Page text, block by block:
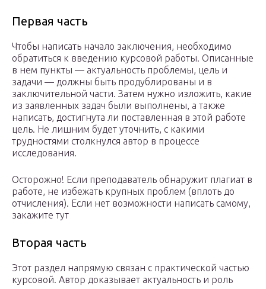
Первая часть
Чтобы написать начало заключения, необходимо
обратиться к введению курсовой работы. Описанные
в нем пункты — актуальность проблемы, цель и
задачи — должны быть продублированы и в
заключительной части. Затем нужно изложить, какие
из заявленных задач были выполнены, а также
написать, достигнута ли поставленная в этой работе
цель. Не лишним будет уточнить, с какими
трудностями столкнулся автор в процессе
исследования.
Осторожно! Если преподаватель обнаружит плагиат в
работе, не избежать крупных проблем (вплоть до
отчисления). Если нет возможности написать самому,
закажите тут
Вторая часть
Этот раздел напрямую связан с практической частью
курсовой. Автор доказывает актуальность и роль